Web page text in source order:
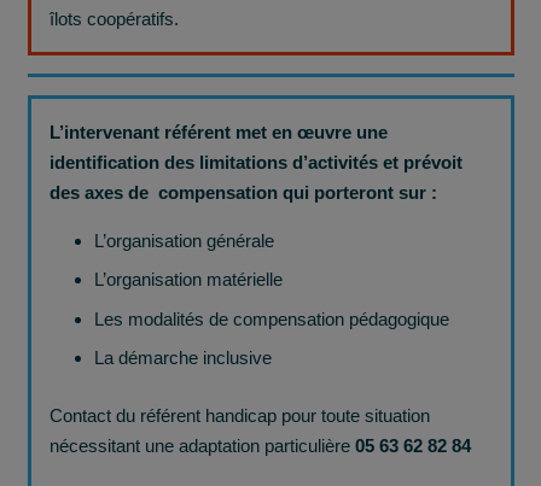
îlots coopératifs.
L’intervenant référent met en œuvre une
identification des limitations d’activités et prévoit
des axes de compensation qui porteront sur :
L’organisation générale
L’organisation matérielle
Les modalités de compensation pédagogique
La démarche inclusive
Contact du référent handicap pour toute situation
nécessitant une adaptation particulière 05 63 62 82 84